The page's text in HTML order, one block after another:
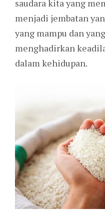
saudara kita yang
menjadi jembatan
yang mampu dan
menghadirkan
dalam kehidupan.